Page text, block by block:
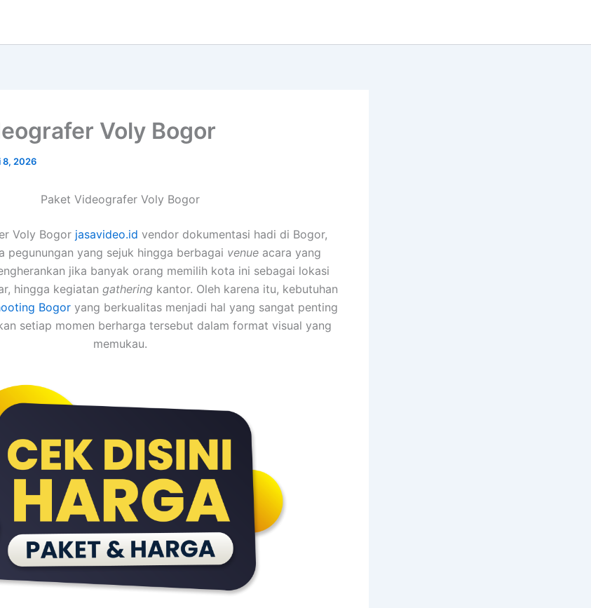
Voly Bogor
8, 2026
Paket Videografer Voly Bogor
Voly Bogor jasavideo.id vendor dokumentasi hadi di Bogor,
pegunungan yang sejuk hingga berbagai venueacara yang
jika banyak orang memilih kota ini sebagai lokasi
hingga kegiatan gathering kantor. Oleh karena itu, kebutuhan
Bogoryang berkualitas menjadi hal yang sangat penting
setiap momen berharga tersebut dalam format visual yang
memukau.